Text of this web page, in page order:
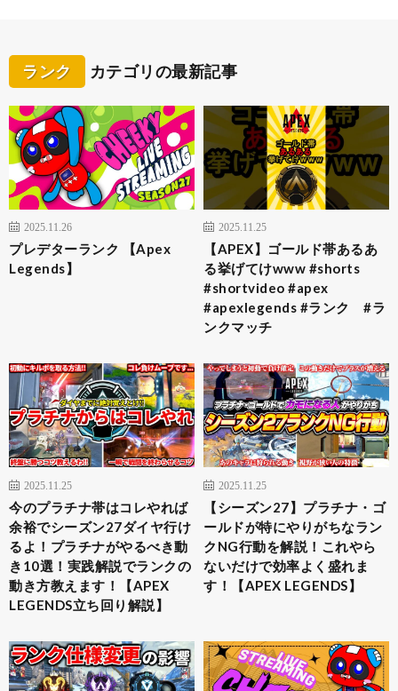
ランク カテゴリの最新記事
2025.11.26
プレデターランク 【Apex
Legends】
2025.11.25
【APEX】ゴールド帯あるあ
る挙げてけwww #shorts
#shortvideo #apex
#apexlegends #ランク #ラ
ンクマッチ
2025.11.25
今のプラチナ帯はコレやれば
余裕でシーズン27ダイヤ行け
るよ！プラチナがやるべき動
き10選！実践解説でランクの
動き方教えます！【APEX
LEGENDS立ち回り解説】
2025.11.25
【シーズン27】プラチナ・ゴ
ールドが特にやりがちなラン
クNG行動を解説！これやら
ないだけで効率よく盛れま
す！【APEX LEGENDS】